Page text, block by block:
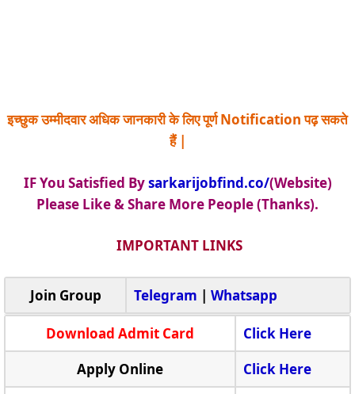
इच्छुक उम्मीदवार अधिक जानकारी के लिए पूर्ण Notification पढ़ सकते
हैं |
IF You Satisfied Bysarkarijobfind.co/(Website)
Please Like & Share More People (Thanks).
IMPORTANT LINKS
Join Group Telegram | Whatsapp
Download Admit Card
Click Here
Apply Online
Click Here